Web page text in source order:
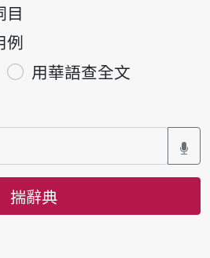
目
例
用華語查全文
揣辭典